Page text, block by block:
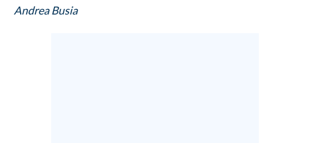
Andrea Busia